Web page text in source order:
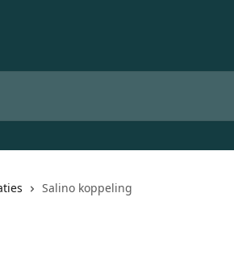
Salino koppeling